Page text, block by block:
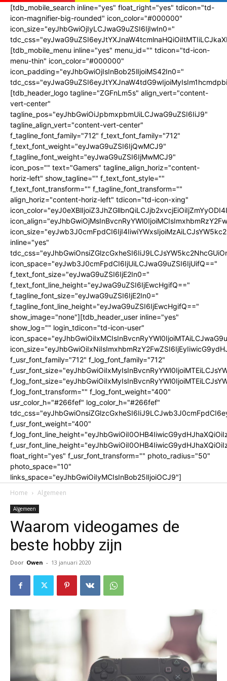
[tdb_mobile_search inline="yes" float_right="yes" tdicon="td-
icon-magnifier-big-rounded" icon_color="#000000"
icon_size="eyJhbGwiOjIyLCJwaG9uZSI6IjIwIn0="
[tdb_mobile_menu inline="yes" menu_id="" tdicon="td-icon-
menu-thin" icon_color="#000000"
icon_padding="eyJhbGwiOjIsInBob25lIjoiMS42In0="
[tdb_header_logo tagline="ZGFnLm5s" align_vert="content-
vert-center"
tagline_pos="eyJhbGwiOiJpbmxpbmUiLCJwaG9uZSI6IiJ9"
tagline_align_vert="content-vert-center"
f_tagline_font_family="712" f_text_font_family="712"
f_text_font_weight="eyJwaG9uZSI6IjQwMCJ9"
f_tagline_font_weight="eyJwaG9uZSI6IjMwMCJ9"
icon_pos="" text="Gamers" tagline_align_horiz="content-
horiz-left" show_tagline="" f_text_font_style=""
f_text_font_transform="" f_tagline_font_transform=""
align_horiz="content-horiz-left" tdicon="td-icon-xing"
inline="yes"
icon_space="eyJwb3J0cmFpdCI6IjUiLCJwaG9uZSI6IjUifQ=="
f_text_font_size="eyJwaG9uZSI6IjE2In0="
f_text_font_line_height="eyJwaG9uZSI6IjEwcHgifQ=="
f_tagline_font_size="eyJwaG9uZSI6IjE2In0="
f_tagline_font_line_height="eyJwaG9uZSI6IjEwcHgifQ=="
show_image="none"][tdb_header_user inline="yes"
show_log="" login_tdicon="td-icon-user"
f_usr_font_family="712" f_log_font_family="712"
f_log_font_transform="" f_log_font_weight="400"
usr_color_h="#266fef" log_color_h="#266fef"
f_usr_font_weight="400"
float_right="yes" f_usr_font_transform="" photo_radius="50"
photo_space="10"
links_space="eyJhbGwiOiIyMCIsInBob25lIjoiOCJ9"]
Home
Algemeen
Algemeen
Waarom videogames de
beste hobby zijn
Door Owen - 13 januari 2020